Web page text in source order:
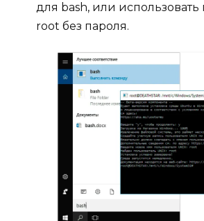
для bash, или использовать
root без пароля.